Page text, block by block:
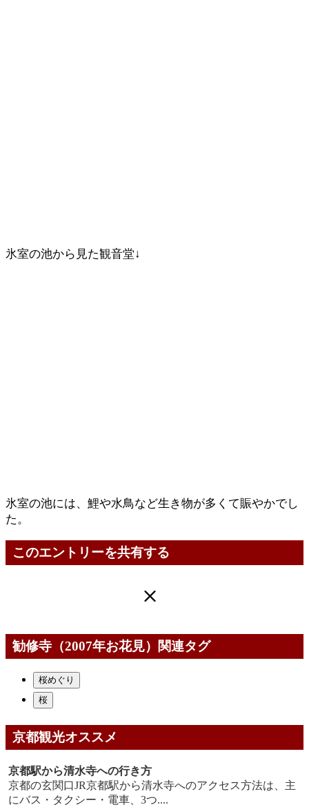
氷室の池から見た観音堂↓
氷室の池には、鯉や水鳥など生き物が多くて賑やかでし
た。
このエントリーを共有する
勧修寺（2007年お花見）関連タグ
桜めぐり
桜
京都観光オススメ
京都駅から清水寺への行き方
京都の玄関口JR京都駅から清水寺へのアクセス方法は、主
にバス・タクシー・電車、3つ....